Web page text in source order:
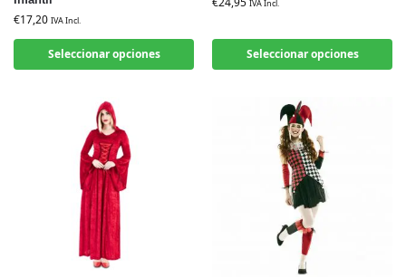
€17,20 IVA Incl.
Seleccionar opciones
IVA Incl.
Seleccionar opciones